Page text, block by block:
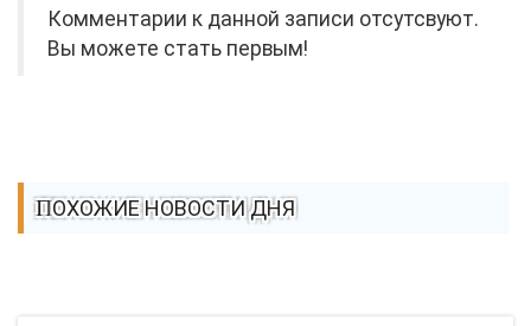
Комментарии к данной записи отсутсвуют.
Вы можете стать первым!
ПОХОЖИЕ НОВОСТИ ДНЯ